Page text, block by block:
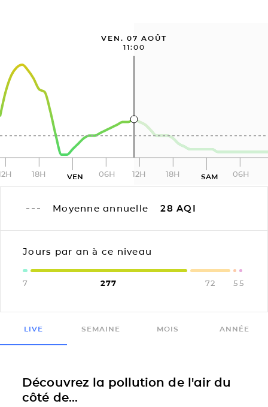
VEN. 07 AOÛT
11:00
18H VEN 06H 12H 18H SAM 06H
Moyenne annuelle 28 AQI
Jours par an à ce niveau
7 277 72 55
LIVE SEMAINE MOIS ANNÉE
Découvrez la pollution de l'air du
côté de...